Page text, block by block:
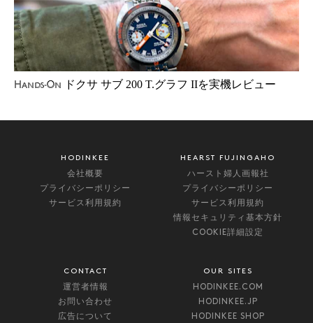
Hands-On ドクサ サブ 200 T.グラフ IIを実機レビュー
HODINKEE
会社概要
プライバシーポリシー
サービス利用規約
HEARST FUJINGAHO
ハースト婦人画報社
プライバシーポリシー
サービス利用規約
情報セキュリティ基本方針
COOKIE詳細設定
CONTACT
運営者情報
お問い合わせ
広告について
OUR SITES
HODINKEE.COM
HODINKEE.JP
HODINKEE SHOP